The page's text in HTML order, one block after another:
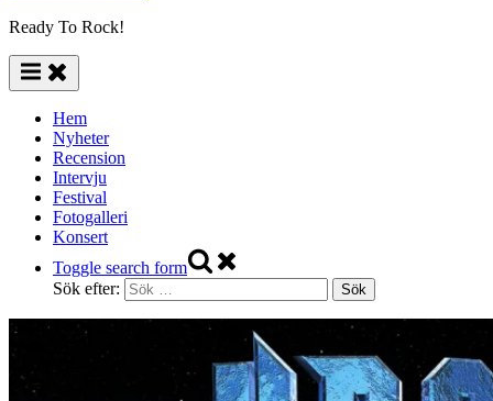
Ready To Rock!
Hem
Nyheter
Recension
Intervju
Festival
Fotogalleri
Konsert
Toggle search form
Sök efter: